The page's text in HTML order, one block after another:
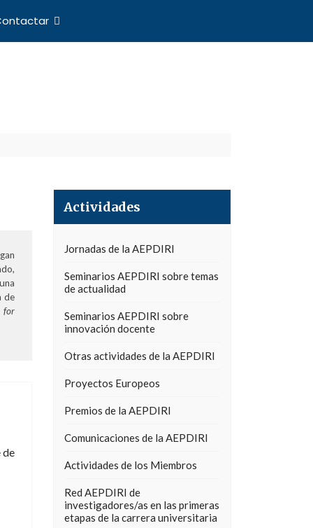
de
for
de
Actividades
Jornadas de la AEPDIRI
Seminarios AEPDIRI sobre temas
de actualidad
Seminarios AEPDIRI sobre
innovación docente
Otras actividades de la AEPDIRI
Proyectos Europeos
Premios de la AEPDIRI
Comunicaciones de la AEPDIRI
Actividades de los Miembros
Red AEPDIRI de
investigadores/as en las primeras
etapas de la carrera universitaria